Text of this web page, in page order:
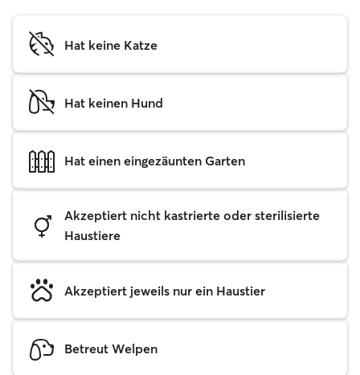
Hat keine Katze
Hat keinen Hund
Hat einen eingezäunten Garten
Akzeptiert nicht kastrierte oder sterilisierte
Haustiere
Akzeptiert jeweils nur ein Haustier
Betreut Welpen